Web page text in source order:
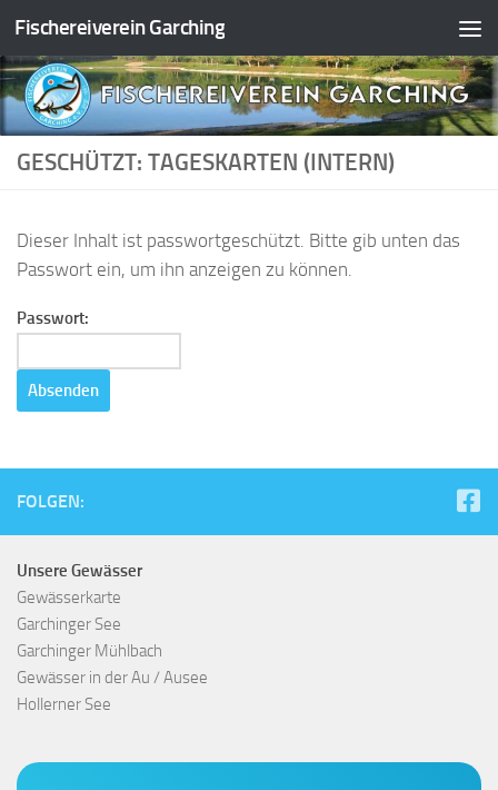
Zum Inhalt springen
Fischereiverein Garching
GESCHÜTZT: TAGESKARTEN (INTERN)
Dieser Inhalt ist passwortgeschützt. Bitte gib unten das
Passwort ein, um ihn anzeigen zu können.
Passwort:
FOLGEN:
Unsere Gewässer
Gewässerkarte
Garchinger See
Garchinger Mühlbach
Gewässer in der Au / Ausee
Hollerner See